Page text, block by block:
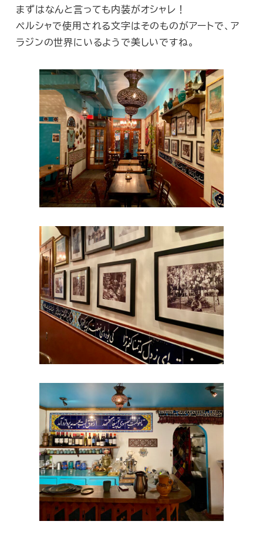
まずはなんと言っても内装がオシャレ！
ペルシャで使用される文字はそのものがアートで、ア
ラジンの世界にいるようで美しいですね。